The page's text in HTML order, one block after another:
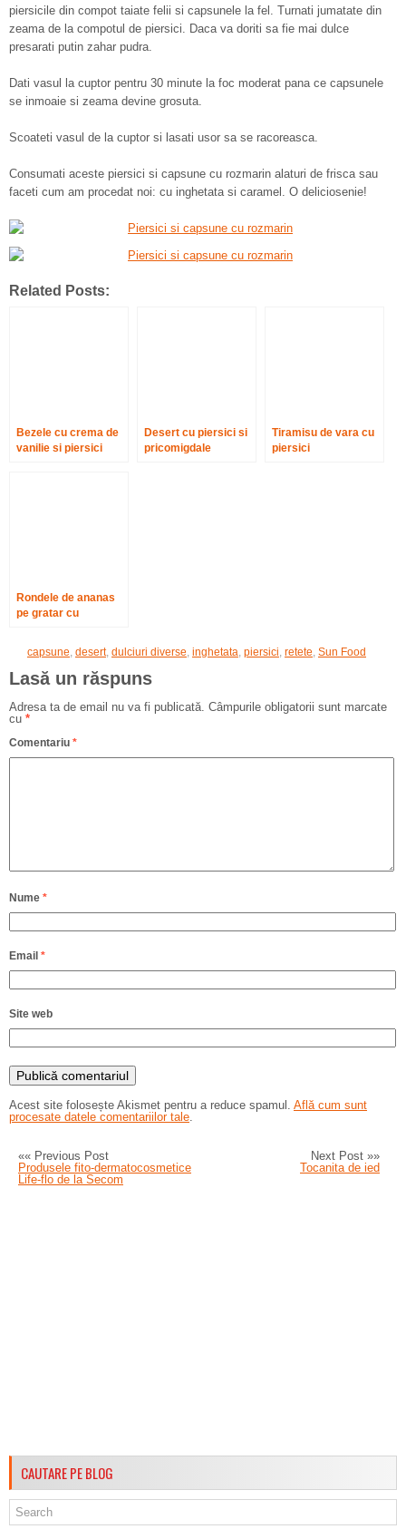
piersicile din compot taiate felii si capsunele la fel. Turnati jumatate din
zeama de la compotul de piersici. Daca va doriti sa fie mai dulce
presarati putin zahar pudra.
Dati vasul la cuptor pentru 30 minute la foc moderat pana ce capsunele
se inmoaie si zeama devine grosuta.
Scoateti vasul de la cuptor si lasati usor sa se racoreasca.
Consumati aceste piersici si capsune cu rozmarin alaturi de frisca sau
faceti cum am procedat noi: cu inghetata si caramel. O deliciosenie!
Related Posts:
Bezele cu crema de
vanilie si piersici
Desert cu piersici si
pricomigdale
Tiramisu de vara cu
piersici
Rondele de ananas
pe gratar cu
capsune, desert, dulciuri diverse, inghetata, piersici, retete, Sun Food
Lasă un răspuns
Adresa ta de email nu va fi publicată. Câmpurile obligatorii sunt marcate
cu *
Comentariu *
Nume *
Email *
Site web
Acest site folosește Akismet pentru a reduce spamul. Află cum sunt
procesate datele comentariilor tale.
«« Previous Post
Produsele fito-dermatocosmetice
Life-flo de la Secom
Next Post »»
Tocanita de ied
CAUTARE PE BLOG